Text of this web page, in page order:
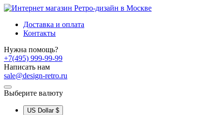
Доставка и оплата
Контакты
Нужна помощь?
+7(495) 999-99-99
Написать нам
sale@design-retro.ru
Выберите валюту
US Dollar $